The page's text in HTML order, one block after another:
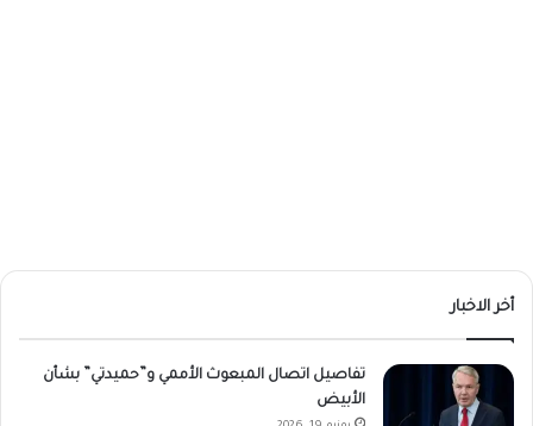
أخر الاخبار
تفاصيل اتصال المبعوث الأممي و”حميدتي” بشأن
الأبيض